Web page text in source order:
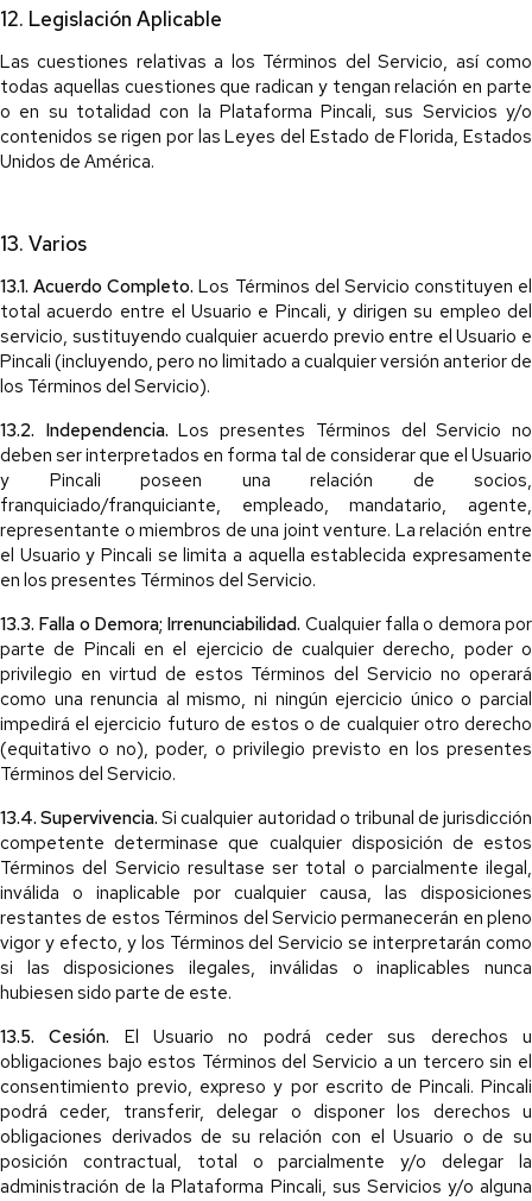
12. Legislación Aplicable
Las cuestiones relativas a los Términos del Servicio, así como
todas aquellas cuestiones que radican y tengan relación en parte
o en su totalidad con la Plataforma Pincali, sus Servicios y/o
contenidos se rigen por las Leyes del Estado de Florida, Estados
Unidos de América.
13. Varios
13.1. Acuerdo Completo. Los Términos del Servicio constituyen el
total acuerdo entre el Usuario e Pincali, y dirigen su empleo del
servicio, sustituyendo cualquier acuerdo previo entre el Usuario e
Pincali (incluyendo, pero no limitado a cualquier versión anterior de
los Términos del Servicio).
13.2. Independencia. Los presentes Términos del Servicio no
deben ser interpretados en forma tal de considerar que el Usuario
y Pincali poseen una relación de socios,
franquiciado/franquiciante, empleado, mandatario, agente,
representante o miembros de una joint venture. La relación entre
el Usuario y Pincali se limita a aquella establecida expresamente
en los presentes Términos del Servicio.
13.3. Falla o Demora; Irrenunciabilidad. Cualquier falla o demora por
parte de Pincali en el ejercicio de cualquier derecho, poder o
privilegio en virtud de estos Términos del Servicio no operará
como una renuncia al mismo, ni ningún ejercicio único o parcial
impedirá el ejercicio futuro de estos o de cualquier otro derecho
(equitativo o no), poder, o privilegio previsto en los presentes
Términos del Servicio.
13.4. Supervivencia. Si cualquier autoridad o tribunal de jurisdicción
competente determinase que cualquier disposición de estos
Términos del Servicio resultase ser total o parcialmente ilegal,
inválida o inaplicable por cualquier causa, las disposiciones
restantes de estos Términos del Servicio permanecerán en pleno
vigor y efecto, y los Términos del Servicio se interpretarán como
si las disposiciones ilegales, inválidas o inaplicables nunca
hubiesen sido parte de este.
13.5. Cesión. El Usuario no podrá ceder sus derechos u
obligaciones bajo estos Términos del Servicio a un tercero sin el
consentimiento previo, expreso y por escrito de Pincali. Pincali
podrá ceder, transferir, delegar o disponer los derechos u
obligaciones derivados de su relación con el Usuario o de su
posición contractual, total o parcialmente y/o delegar la
administración de la Plataforma Pincali, sus Servicios y/o alguna